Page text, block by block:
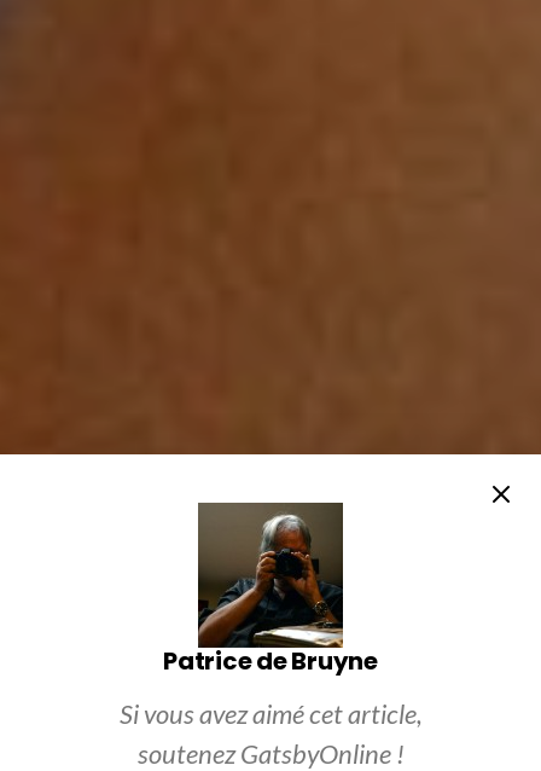
Patrice de Bruyne
Si vous avez aimé cet article,
soutenez GatsbyOnline !